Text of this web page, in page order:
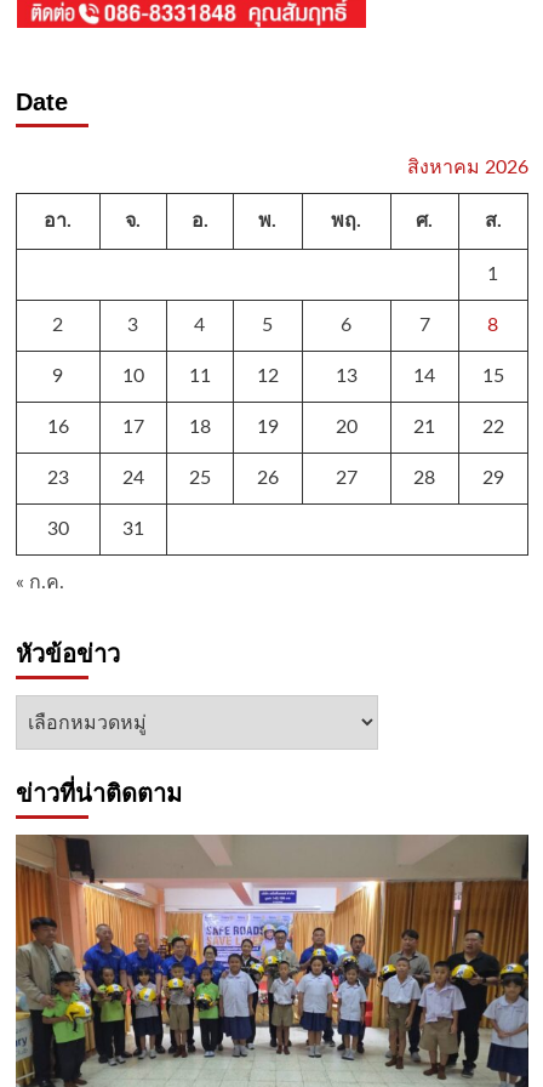
Date
สิงหาคม 2026
อา. จ. อ. พ. พฤ. ศ. ส.
1
2 3 4 5 6 7 8
9 10 11 12 13 14 15
16 17 18 19 20 21 22
23 24 25 26 27 28 29
30 31
« ก.ค.
หัวข้อข่าว
หัวข้อ
ข่าวที่น่าติดตาม